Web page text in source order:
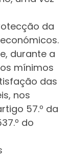
da
durante a
mínimos
das
nos
57.º da
do